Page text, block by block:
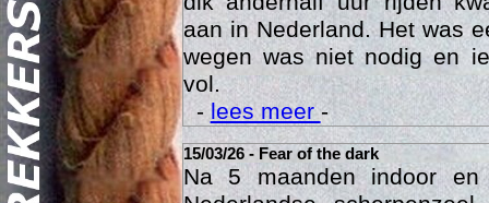
aan in Nederland. Het was
wegen was niet nodig en
vol.
-lees meer-
15/03/26 - Fear of the dark
Na 5 maanden indoor